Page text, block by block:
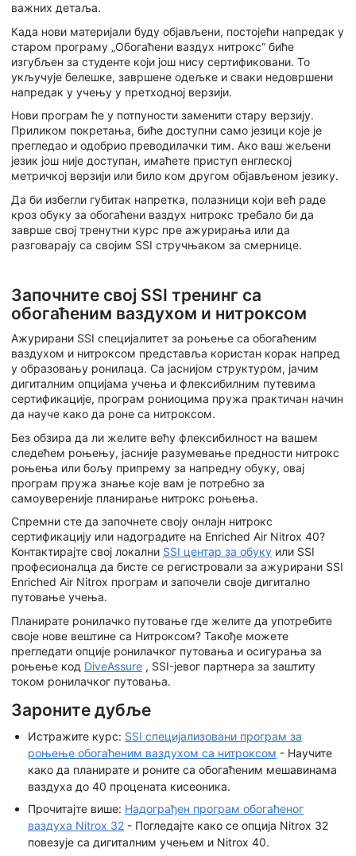
важних детаља.
Када нови материјали буду објављени, постојећи напредак у
старом програму „Обогаћени ваздух нитрокс“ биће
изгубљен за студенте који још нису сертификовани. То
укључује белешке, завршене одељке и сваки недовршени
напредак у учењу у претходној верзији.
Нови програм ће у потпуности заменити стару верзију.
Приликом покретања, биће доступни само језици које је
прегледао и одобрио преводилачки тим. Ако ваш жељени
језик још није доступан, имаћете приступ енглеској
метричкој верзији или било ком другом објављеном језику.
Да би избегли губитак напретка, полазници који већ раде
кроз обуку за обогаћени ваздух нитрокс требало би да
заврше свој тренутни курс пре ажурирања или да
разговарају са својим SSI стручњаком за смернице.
Започните свој SSI тренинг са
обогаћеним ваздухом и нитроксом
Ажурирани SSI специјалитет за роњење са обогаћеним
ваздухом и нитроксом представља користан корак напред
у образовању ронилаца. Са јаснијом структуром, јачим
дигиталним опцијама учења и флексибилним путевима
сертификације, програм рониоцима пружа практичан начин
да науче како да роне са нитроксом.
Без обзира да ли желите већу флексибилност на вашем
следећем роњењу, јасније разумевање предности нитрокс
роњења или бољу припрему за напредну обуку, овај
програм пружа знање које вам је потребно за
самоувереније планирање нитрокс роњења.
Спремни сте да започнете своју онлајн нитрокс
сертификацију или надоградите на Enriched Air Nitrox 40?
Контактирајте свој локални SSI центар за обуку или SSI
професионалца да бисте се регистровали за ажурирани SSI
Enriched Air Nitrox програм и започели своје дигитално
путовање учења.
Планирате ронилачко путовање где желите да употребите
своје нове вештине са Нитроксом? Такође можете
прегледати опције ронилачког путовања и осигурања за
роњење код DiveAssure , SSI-јевог партнера за заштиту
током ронилачког путовања.
Зароните дубље
Истражите курс: SSI специјализовани програм за
роњење обогаћеним ваздухом са нитроксом - Научите
како да планирате и роните са обогаћеним мешавинама
ваздуха до 40 процената кисеоника.
Прочитајте више: Надограђен програм обогаћеног
ваздуха Nitrox 32 - Погледајте како се опција Nitrox 32
повезује са дигиталним учењем и Nitrox 40.